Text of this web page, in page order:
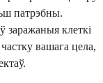
патрэбны.
заражаныя клеткі
вашага цела,